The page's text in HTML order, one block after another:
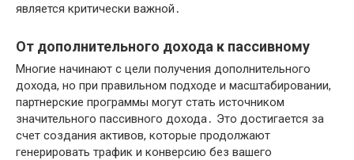
является критически важной․
От дополнительного дохода к пассивному
Многие начинают с цели получения дополнительного
дохода, но при правильном подходе и масштабировании,
партнерские программы могут стать источником
значительного пассивного дохода․ Это достигается за
счет создания активов, которые продолжают
генерировать трафик и конверсию без вашего